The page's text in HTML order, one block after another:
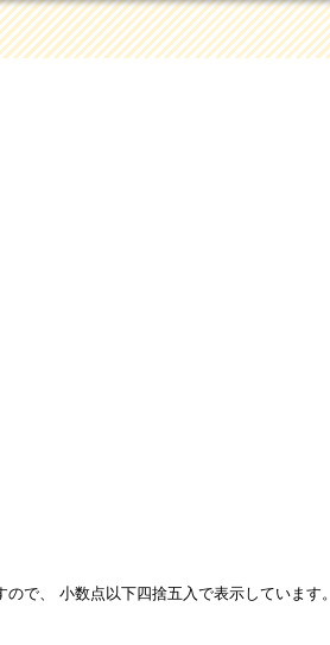
で、 小数点以下四捨五入で表示しています。